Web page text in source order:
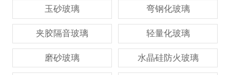
玉砂玻璃 弯钢化玻璃
夹胶隔音玻璃 轻量化玻璃
磨砂玻璃 水晶硅防火玻璃